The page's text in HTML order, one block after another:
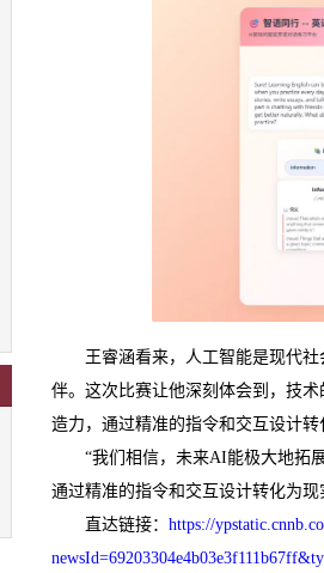
王睿涵看来，人工智能是现代
伴。这次比赛让他深刻体会到，技
造力，通过精准的指令和交互设计转
“我们相信，未来AI能极大地拓
通过精准的指令和交互设计转化为现
直达链接： https://